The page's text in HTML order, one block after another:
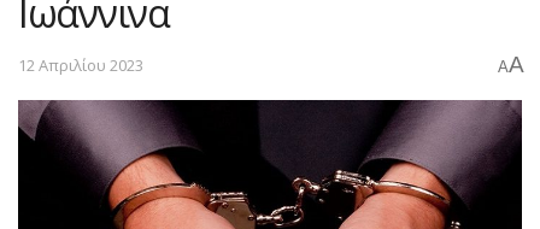
Ιωάννινα
12 Απριλίου 2023 AA